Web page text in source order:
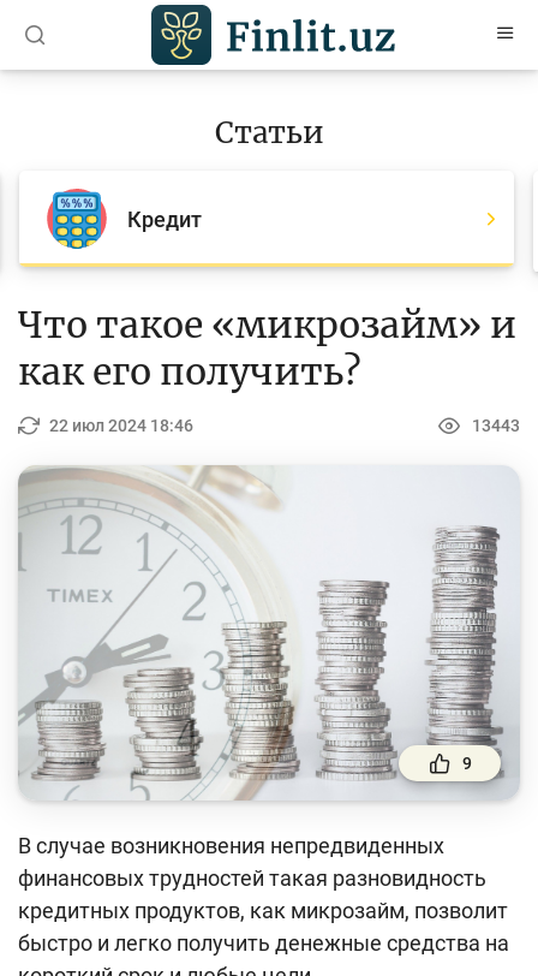
Все статьи
Для банковских агентов
Платежи и переводы
Финансовый рынок
Денежно-кредитная политика и ее элементы
Финансовая безопасность
Права потребителей банковских услуг
Предпринимательство
Исламское финансирование
Учебные материалы
Проекты
Интерактивные услуги
Статьи
Кредит
Что такое «микрозайм» и
как его получить?
22 июл 2024 18:46 13443
9
В случае возникновения непредвиденных
финансовых трудностей такая разновидность
кредитных продуктов, как микрозайм, позволит
быстро и легко получить денежные средства на